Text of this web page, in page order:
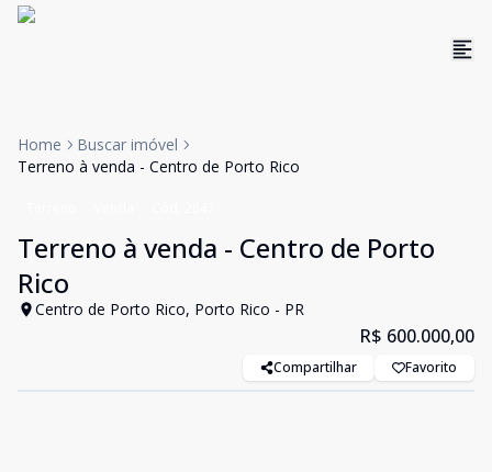
Home
Buscar imóvel
Terreno à venda - Centro de Porto Rico
Terreno à venda - Centro de Porto
Rico
Centro de Porto Rico, Porto Rico - PR
R$ 600.000,00
Compartilhar Favorito